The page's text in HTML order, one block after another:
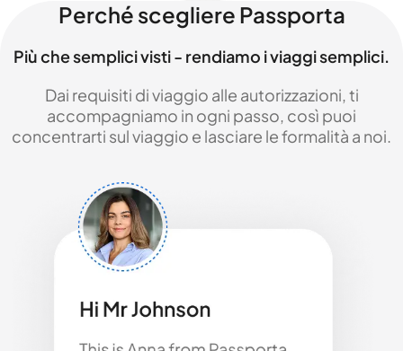
Perché scegliere Passporta
Più che semplici visti - rendiamo i viaggi semplici.
Dai requisiti di viaggio alle autorizzazioni, ti
accompagniamo in ogni passo, così puoi
concentrarti sul viaggio e lasciare le formalità a noi.